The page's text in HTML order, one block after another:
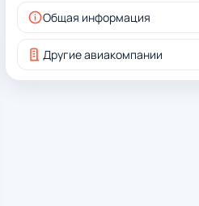
Общая информация
Другие авиакомпании